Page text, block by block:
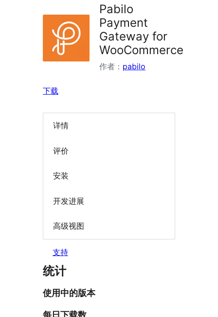
件
Pabilo
Payment
Gateway for
WooCommerce
作者： pabilo
下载
详情
评价
安装
开发进展
高级视图
支持
统计
使用中的版本
每日下载数